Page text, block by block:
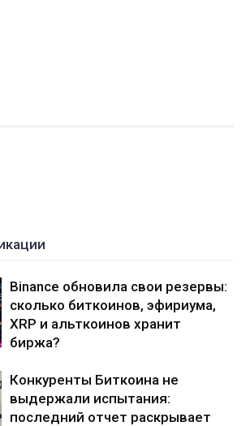
Binance обновила свои резервы:
сколько биткоинов, эфириума,
XRP и альткоинов хранит
биржа?
Конкуренты Биткоина не
выдержали испытания:
последний отчет раскрывает